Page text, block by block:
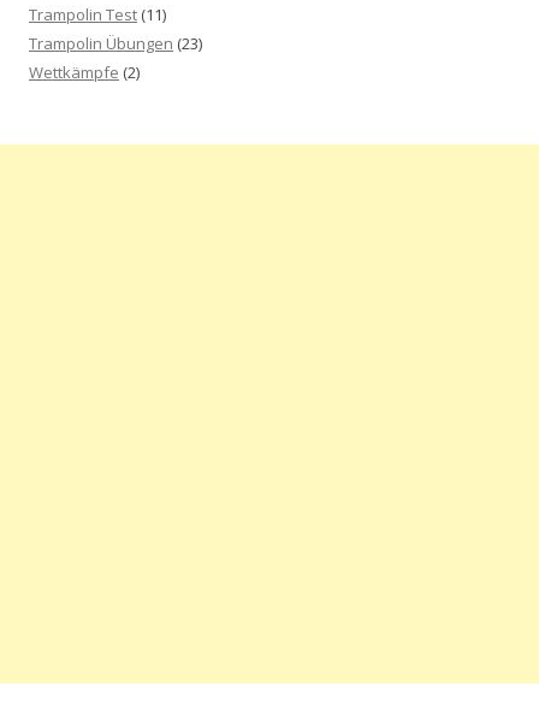
Trampolin Test (11)
Trampolin Übungen (23)
Wettkämpfe (2)